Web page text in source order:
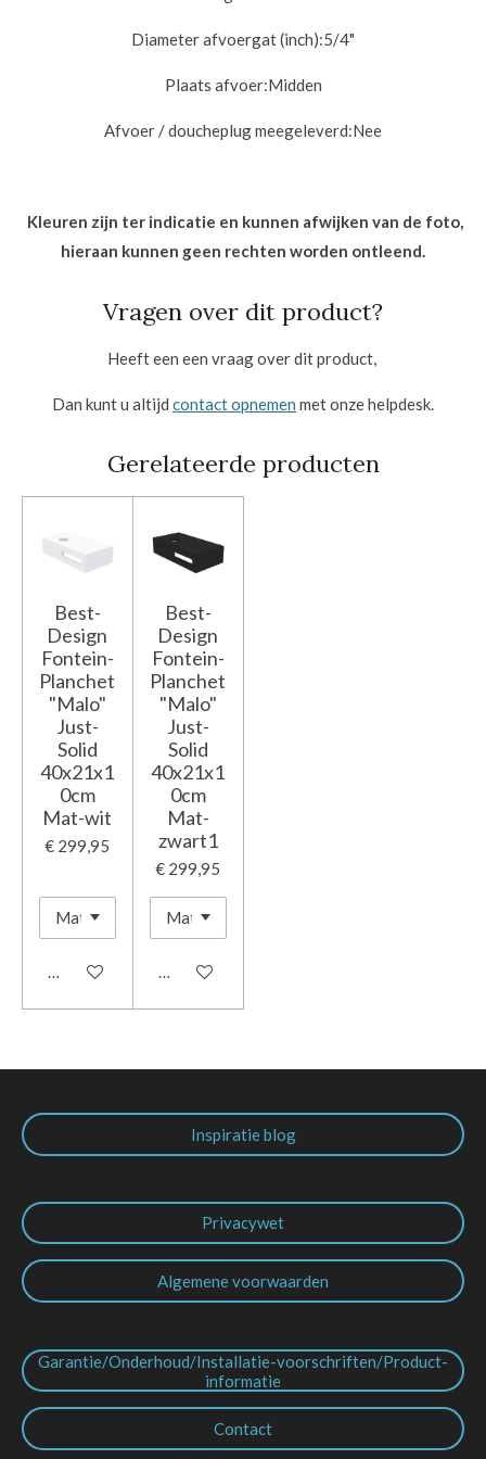
Diameter afvoergat (inch):5/4"
Plaats afvoer:Midden
Afvoer / doucheplug meegeleverd:Nee
Kleuren zijn ter indicatie en kunnen afwijken van de foto,
hieraan kunnen geen rechten worden ontleend.
Vragen over dit product?
Heeft een een vraag over dit product,
Dan kunt u altijd contact opnemen met onze helpdesk.
Gerelateerde producten
Best-
Design
Fontein-
Planchet
"Malo"
Just-
Solid
40x21x1
0cm
Mat-wit
€ 299,95
In winkelwagen
Best-
Design
Fontein-
Planchet
"Malo"
Just-
Solid
40x21x1
0cm
Mat-
zwart1
€ 299,95
In winkelwagen
Inspiratie blog
Privacywet
Algemene voorwaarden
Garantie/Onderhoud/Installatie-voorschriften/Product-
informatie
Contact